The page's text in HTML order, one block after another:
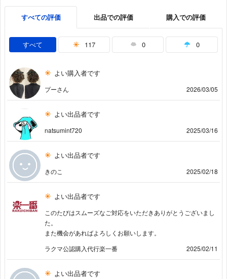
すべての評価 出品での評価 購入での評価
すべて 117 0 0
よい購入者です
プーさん 2026/03/05
よい出品者です
natsumint720 2025/03/16
よい出品者です
きのこ 2025/02/18
よい出品者です
このたびはスムーズなご対応をいただきありがとうございまし
た。
また機会があればよろしくお願いします。
ラクマ公認購入代行楽一番
2025/02/11
よい出品者です